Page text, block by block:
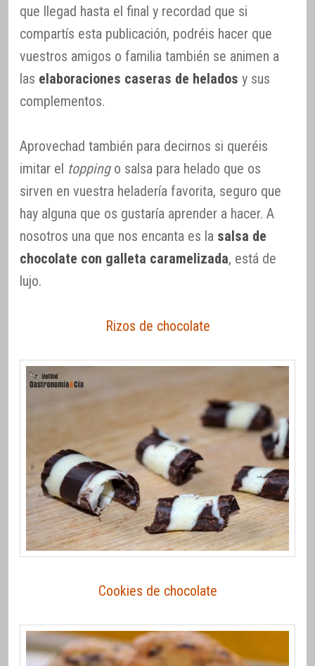
que llegad hasta el final y recordad que si
compartís esta publicación, podréis hacer que
vuestros amigos o familia también se animen a
las elaboraciones caseras de helados y sus
complementos.
Aprovechad también para decirnos si queréis
imitar el toppingo salsa para helado que os
sirven en vuestra heladería favorita, seguro que
hay alguna que os gustaría aprender a hacer. A
nosotros una que nos encanta es la salsa de
chocolate con galleta caramelizada, está de
lujo.
Rizos de chocolate
Cookies de chocolate